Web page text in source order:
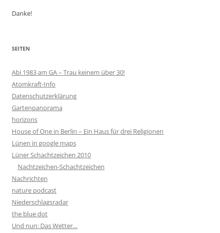
Danke!
SEITEN
Abi 1983 am GA – Trau keinem über 30!
Atomkraft-Info
Datenschutzerklärung
Gartenpanorama
horizons
House of One in Berlin – Ein Haus für drei Religionen
Lünen in google maps
Lüner Schachtzeichen 2010
Nachtzeichen-Schachtzeichen
Nachrichten
nature podcast
Niederschlagsradar
the blue dot
Und nun: Das Wetter…